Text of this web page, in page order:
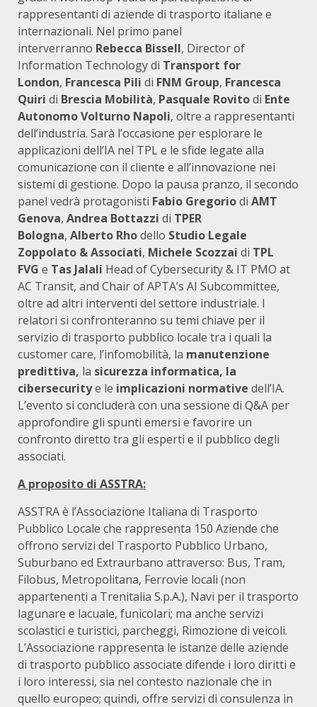
rappresentanti di aziende di trasporto italiane e
internazionali. Nel primo panel
interverranno Rebecca Bissell, Director of
Information Technology di Transport for
London, Francesca Pili di FNM Group, Francesca
Quiri di Brescia Mobilità, Pasquale Rovitodi Ente
Autonomo Volturno Napoli, oltre a rappresentanti
dell’industria. Sarà l’occasione per esplorare le
applicazioni dell’IA nel TPL e le sfide legate alla
comunicazione con il cliente e all’innovazione nei
sistemi di gestione. Dopo la pausa pranzo, il secondo
panel vedrà protagonisti Fabio Gregoriodi AMT
Genova, Andrea Bottazzi di TPER
Bologna, Alberto Rhodello Studio Legale
Zoppolato & Associati, Michele Scozzai di TPL
FVG e Tas Jalali Head of Cybersecurity & IT PMO at
AC Transit, and Chair of APTA’s AI Subcommittee,
oltre ad altri interventi del settore industriale. I
relatori si confronteranno su temi chiave per il
servizio di trasporto pubblico locale tra i quali la
customer care, l’infomobilità, la manutenzione
predittiva, la sicurezza informatica, la
cibersecuritye le implicazioni normative dell’IA.
L’evento si concluderà con una sessione di Q&A per
approfondire gli spunti emersi e favorire un
confronto diretto tra gli esperti e il pubblico degli
associati.
A proposito di ASSTRA:
ASSTRA è l’Associazione Italiana di Trasporto
Pubblico Locale che rappresenta 150 Aziende che
offrono servizi del Trasporto Pubblico Urbano,
Suburbano ed Extraurbano attraverso: Bus, Tram,
Filobus, Metropolitana, Ferrovie locali (non
appartenenti a Trenitalia S.p.A.), Navi per il trasporto
lagunare e lacuale, funicolari; ma anche servizi
scolastici e turistici, parcheggi, Rimozione di veicoli.
L’Associazione rappresenta le istanze delle aziende
di trasporto pubblico associate difende i loro diritti e
i loro interessi, sia nel contesto nazionale che in
quello europeo; quindi, offre servizi di consulenza in